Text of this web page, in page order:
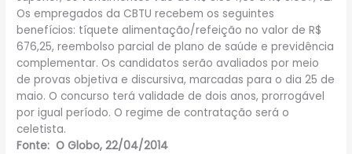
Os empregados da CBTU recebem os seguintes
benefícios: tíquete alimentação/refeição no valor de R$
676,25, reembolso parcial de plano de saúde e previdência
complementar. Os candidatos serão avaliados por meio
de provas objetiva e discursiva, marcadas para o dia 25 de
maio. O concurso terá validade de dois anos, prorrogável
por igual período. O regime de contratação será o
celetista.
Fonte: O Globo, 22/04/2014